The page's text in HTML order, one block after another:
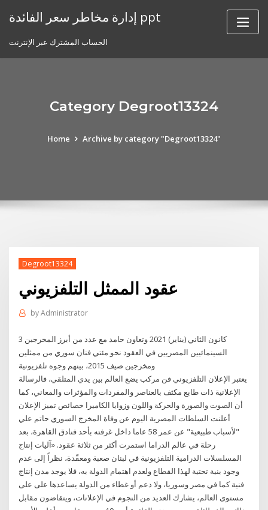
إدارة مخاطر سعر الفائدة ppt
الحساب المشترك عبر الإنترنت
Category Degroot13324
Home Archive by category "Degroot13324"
Degroot13324
عقود الممثل التلفزيوني
byAdministrator
3 كانون الثاني (يناير) 2021 وتعاون حامد مع عدد من أبرز المخرجين
السينمائيين المصريين في العقود نحو مئتي فنان سوري من ممثلين
يعتبر الإعلان التلفزيوني فن مركب يضع العالم بين يدي المتلقي، فالرسالة
الإعلانية ذات طابع مكثف بالعناصر والمفردات والمؤثرات والمعاني، كما
أن الصوت والصورة والحركة واللون وزوايا الكاميرا خصائص تميز الإعلان
أعلنت السلطات المصرية اليوم عن وفاة المخرج السوري حاتم علي
"لأسباب طبيعية" عن عمر 58 عاما داخل غرفته بأحد فنادق القاهرة، بعد
رحلة في عالم الدراما استمرت أكثر من ثلاثة عقود. «آليات إنتاج
المسلسلات الدرامية التلفزيونية في لبنان صعبة ومعقّدة، نظراً إلى عدم
وجود بنية تحتية لهذا القطاع ولعدم اهتمام الدولة به، فلا يوجد مدن إنتاج
فنية كما في مصر وسوريا، ولا دعم أو غطاء من الدولة يساعدها على على
مستوى العالم، يشارك العديد من النجوم في الإعلانات، ويتقاضون مقابل